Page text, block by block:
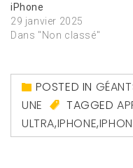
iPhone
29 janvier 2025
Dans "Non classé"
POSTED IN
UNE
TAGGED
ULTRA,IPHONE,